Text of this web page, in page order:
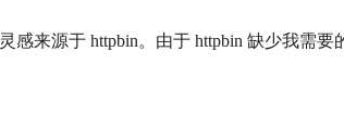
来源于 httpbin。由于 httpbin 缺少我需要